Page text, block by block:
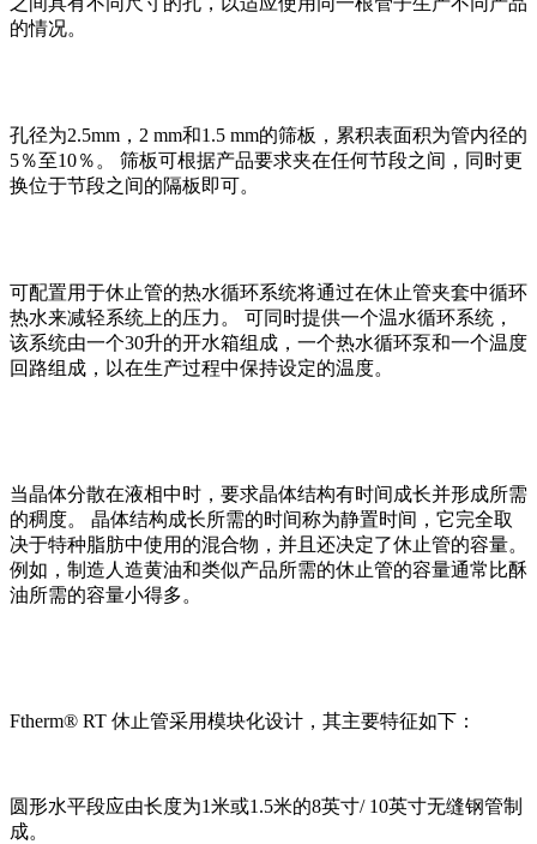
的情况。
孔径为2.5mm，2 mm和1.5 mm的筛板，累积表面积为管内径的
5％至10％。 筛板可根据产品要求夹在任何节段之间，同时更
换位于节段之间的隔板即可。
可配置用于休止管的热水循环系统将通过在休止管夹套中循环
热水来减轻系统上的压力。 可同时提供一个温水循环系统，
该系统由一个30升的开水箱组成，一个热水循环泵和一个温度
回路组成，以在生产过程中保持设定的温度。
当晶体分散在液相中时，要求晶体结构有时间成长并形成所需
的稠度。 晶体结构成长所需的时间称为静置时间，它完全取
决于特种脂肪中使用的混合物，并且还决定了休止管的容量。
例如，制造人造黄油和类似产品所需的休止管的容量通常比酥
油所需的容量小得多。
Ftherm® RT 休止管采用模块化设计，其主要特征如下：
圆形水平段应由长度为1米或1.5米的8英寸/ 10英寸无缝钢管制
成。